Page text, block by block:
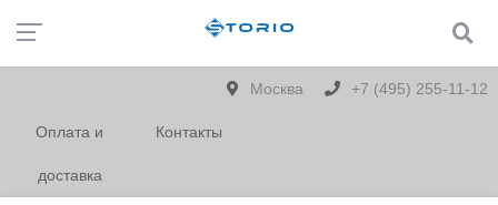
Москва +7 (495) 255-11-12
Оплата и
доставка
Контакты